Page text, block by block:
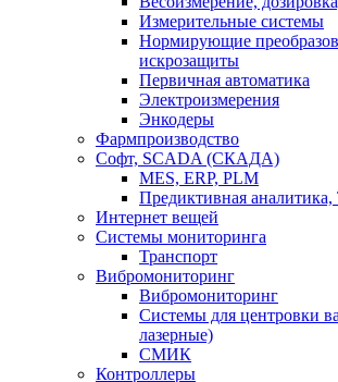
Измерительные системы
Нормирующие
искрозащиты
Первичная автоматика
Электроизмерения
Энкодеры
Фармпроизводство
Софт, SCADA (СКАДА)
MES, ERP, PLM
Предиктивная
Интернет вещей
Системы мониторинга
Транспорт
Вибромониторинг
Вибромониторинг
Системы для центровки
лазерные)
СМИК
Контроллеры